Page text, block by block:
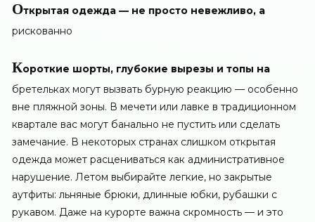
Открытая одежда — не просто невежливо, а
рискованно
Короткие шорты, глубокие вырезы и топы на
бретельках могут вызвать бурную реакцию — особенно
вне пляжной зоны. В мечети или лавке в традиционном
квартале вас могут банально не пустить или сделать
замечание. В некоторых странах слишком открытая
одежда может расцениваться как административное
нарушение. Летом выбирайте легкие, но закрытые
аутфиты: льняные брюки, длинные юбки, рубашки с
рукавом. Даже на курорте важна скромность — и это